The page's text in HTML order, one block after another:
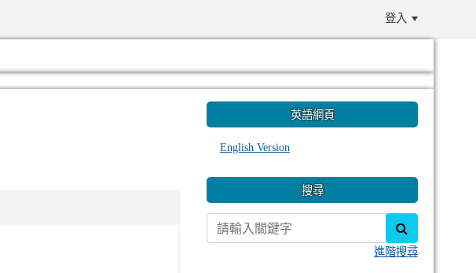
登入
英語網頁
English Version
搜尋
進階搜尋